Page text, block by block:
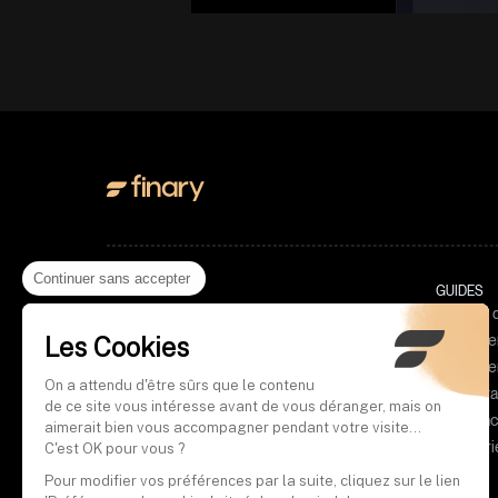
Continuer sans accepter
Les Cookies
On a attendu d'être sûrs que le contenu
de ce site vous intéresse avant de vous déranger, mais on
aimerait bien vous accompagner pendant votre visite...
C'est OK pour vous ?
Pour modifier vos préférences par la suite, cliquez sur le lien
Investir en crypto
Finary Plus
Finary Pro
GUIDES
Gestion
Investir
ETF :
ETF
Investir
Clause
Investir